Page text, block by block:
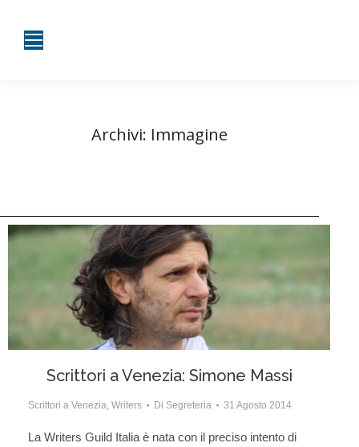
Archivi: Immagine
Scrittori a Venezia: Simone Massi
Scrittori a Venezia, Writers Di Segreteria 31 Agosto 2014
La Writers Guild Italia è nata con il preciso intento di